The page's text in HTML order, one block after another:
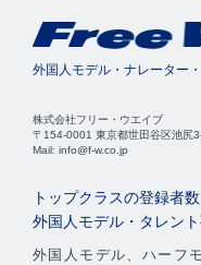
外国人モデル・ナレーター
株式会社フリー・ウエイブ
〒154-0001 東京都世田谷区池尻
Mail: info@f-w.co.jp
トップクラスの登録者
外国人モデル・タレン
外国人モデル、ハーフ